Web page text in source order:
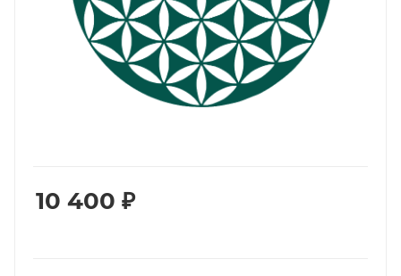
10 400 ₽